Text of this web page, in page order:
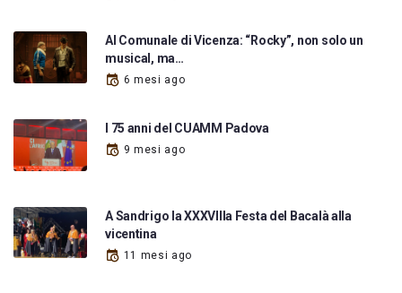
Al Comunale di Vicenza: “Rocky”, non solo un
musical, ma…
6 mesi ago
I 75 anni del CUAMM Padova
9 mesi ago
A Sandrigo la XXXVIIIa Festa del Bacalà alla
vicentina
11 mesi ago